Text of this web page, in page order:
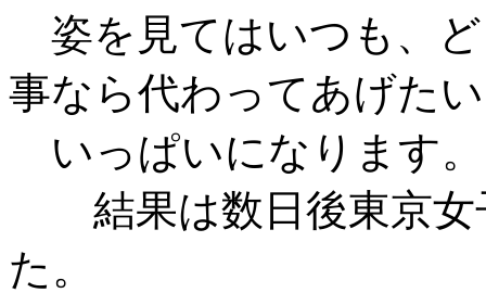
姿を見てはいつも、
事なら代わってあげた
いっぱいになります。
結果は数日後東京女
た。